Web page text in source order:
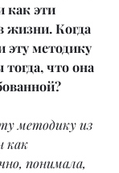
как эти
жизни. Когда
эту методику
что она
методику из
как
понимала,